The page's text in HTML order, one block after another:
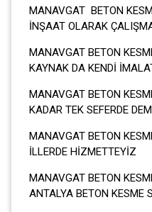
MANAVGAT BETON
İNŞAAT OLARAK
MANAVGAT BETON
KAYNAK DA KENDİ
MANAVGAT BETON
KADAR TEK SEFERDE
MANAVGAT BETON
İLLERDE HİZMETTEYİZ
MANAVGAT BETON
ANTALYA BETON KESME